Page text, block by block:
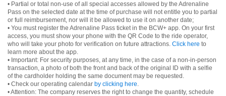
• Partial or total non-use of all special accesses allowed by the Adrenaline
Pass on the selected date at the time of purchase will not entitle you to partial
or full reimbursement, nor will it be allowed to use it on another date;
• You must register the Adrenaline Pass ticket in the BCW+ app. On your first
access, you must show your phone with the QR Code to the ride operator,
who will take your photo for verification on future attractions. Click here to
learn more about the app.
• Important: For security purposes, at any time, in the case of a non-in-person
transaction, a photo of both the front and back of the original ID with a selfie
of the cardholder holding the same document may be requested.
• Check our operating calendar by clicking here.
• Attention: The company reserves the right to change the quantity, schedule